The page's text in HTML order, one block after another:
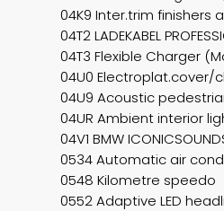
04K9 Inter.trim finishers
04T2 LADEKABEL
04T3 Flexible Charger
04U0 Electroplat.cover/
04U9 Acoustic
04UR Ambient interior
04V1 BMW
0534 Automatic air
0548 Kilometre speedo
0552 Adaptive LED